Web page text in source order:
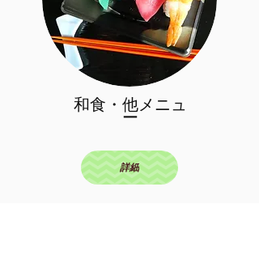
和食・他メニュ
ー
詳細